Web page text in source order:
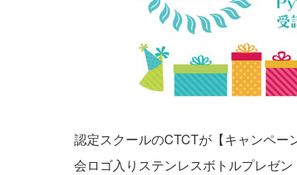
認定スクールのCTCTが【キャンペー
会ロゴ入りステンレスボトルプレゼ